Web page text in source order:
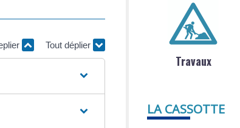
Tout déplier
Travaux
LA CASSOTTE